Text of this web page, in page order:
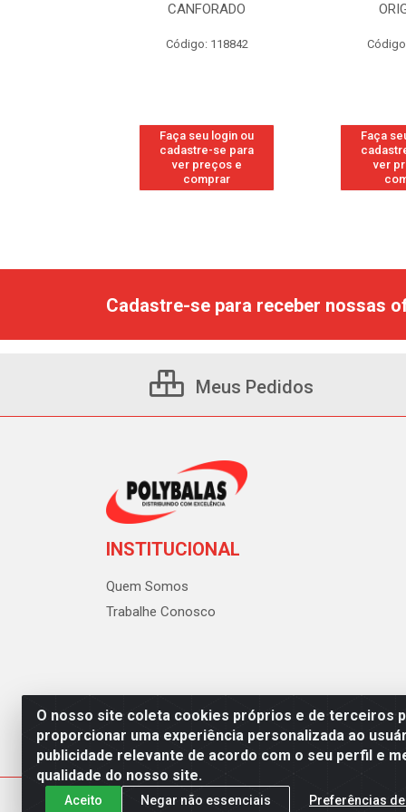
ORIGINAL
Código: 118877
Faça seu login ou
cadastre-se para
ver preços e
comprar
Faça
O nosso site coleta cookies próprios e de terceiros
proporcionar uma experiência personalizada ao
publicidade relevante de acordo com o seu perfil e
qualidade do nosso site.
Aceito Negar não essenciais Preferências
Cadastre-se para receber nossas
Meus Pedidos
INSTITUCIONAL
Quem Somos
Trabalhe Conosco
Polybalas - Rua João Miguel